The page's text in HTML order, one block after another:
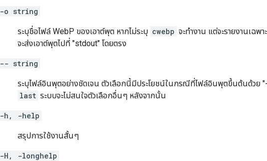
-o string
ระบุชื่อไฟล์ WebP ของเอาต์พุต หากไม่ระบุ cwebp จะทํางาน แต่จะรายงานเฉพ
จะส่งเอาต์พุตไปที่ "stdout" โดยตรง
-- string
ระบุไฟล์อินพุตอย่างชัดเจน ตัวเลือกนี้มีประโยชน์ในกรณีที่ไฟล์อินพุตขึ้นต้นด้วย
last ระบบจะไม่สนใจตัวเลือกอื่นๆ หลังจากนั้น
-h, -help
สรุปการใช้งานสั้นๆ
-H, -longhelp